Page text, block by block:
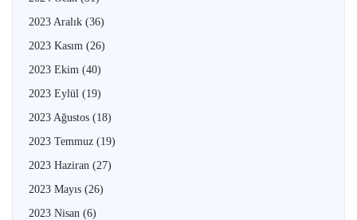
2023 Aralık (36)
2023 Kasım (26)
2023 Ekim (40)
2023 Eylül (19)
2023 Ağustos (18)
2023 Temmuz (19)
2023 Haziran (27)
2023 Mayıs (26)
2023 Nisan (6)